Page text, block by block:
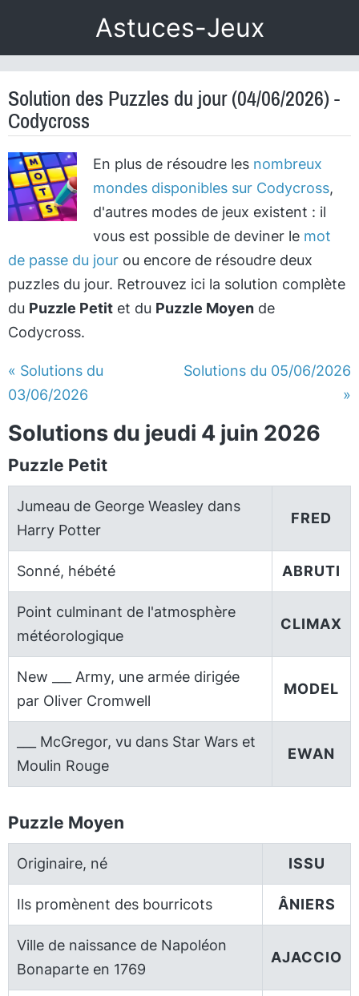
Astuces-Jeux
Solution des Puzzles du jour (04/06/2026) -
Codycross
En plus de résoudre les nombreux
mondes disponibles sur Codycross,
d'autres modes de jeux existent : il
vous est possible de deviner le mot
de passe du jour ou encore de résoudre deux
puzzles du jour. Retrouvez ici la solution complète
du Puzzle Petit et du Puzzle Moyen de
Codycross.
« Solutions du
03/06/2026
Solutions du 05/06/2026
»
Solutions du jeudi 4 juin 2026
Puzzle Petit
Jumeau de George Weasley dans
Harry Potter
FRED
Sonné, hébété ABRUTI
Point culminant de l'atmosphère
météorologique
CLIMAX
New ___ Army, une armée dirigée
par Oliver Cromwell
MODEL
___ McGregor, vu dans Star Wars et
Moulin Rouge
EWAN
Puzzle Moyen
Originaire, né ISSU
Ils promènent des bourricots ÂNIERS
Ville de naissance de Napoléon
Bonaparte en 1769
AJACCIO